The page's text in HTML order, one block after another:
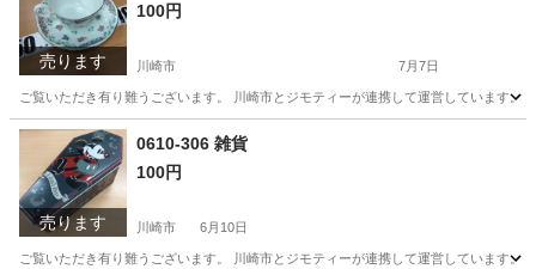
売ります
100円
川崎市 7月7日
ご覧いただき有り難うございます。 川崎市とジモティーが連携して運営していま
神奈川 川崎市 リユース
売ります
0610-306 雑貨
100円
川崎市 6月10日
ご覧いただき有り難うございます。 川崎市とジモティーが連携して運営していま